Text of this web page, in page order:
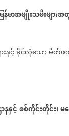
ြန်မာအမျိုးသမီးများ
နှင့်ခိုင်လုံသောမိတ်ဖ
နနှင့်စစ်ကိုင်းတိုင်း၊မ